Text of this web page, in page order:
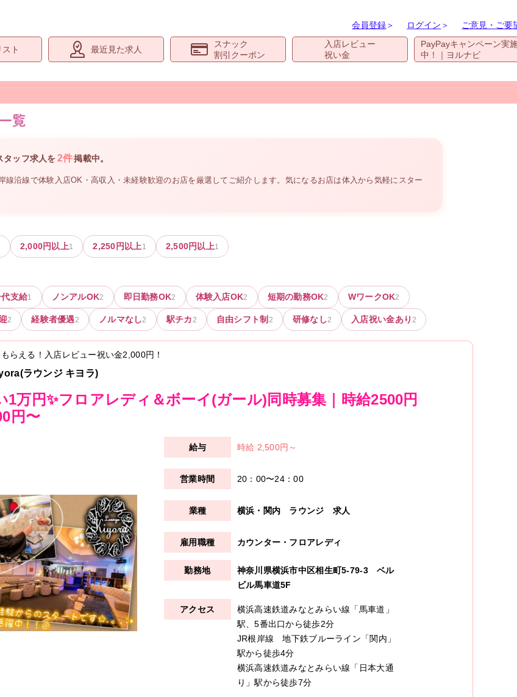
会員登録＞ ログイン ＞ ご意見・ご要
ト 最近見た求人
スナック
割引クーポン
入店レビュー
祝い金
PayPayキャンペーン実
中！｜ヨルナビ
覧
タッフ求人を2件掲載中。
線沿線で体験入店OK・高収入・未経験歓迎のお店を厳選してご紹介します。気になるお店は体入から気軽にスター
2,000円以上1 2,250 円以上 1 2,500円以上1
支給1 ノンアルOK2 即日勤務OK2 体験入店OK2 短期の勤務OK2 WワークOK2
2 経験者優遇2 ノルマなし2 駅チカ2 自由シフト制 2 研修なし2 入店祝い金あり 2
らえる！入店レビュー祝い金2,000円 ！
ラウンジ キヨラ)
1万円✨フロアレディ＆ボーイ(ガール)同時募集｜時給2500円
円〜
時給 2,500円～
20：00〜24：00
横浜・関内 ラウンジ 求人
カウンター・フロアレディ
神奈川県横浜市中区相生町5-79-3 ベル
ビル馬車道5F
横浜高速鉄道みなとみらい線「馬車道」
駅、5番出口から徒歩2分
JR根岸線 地下鉄ブルーライン「関内」
駅から徒歩4分
横浜高速鉄道みなとみらい線「日本大通
り」駅から徒歩7分